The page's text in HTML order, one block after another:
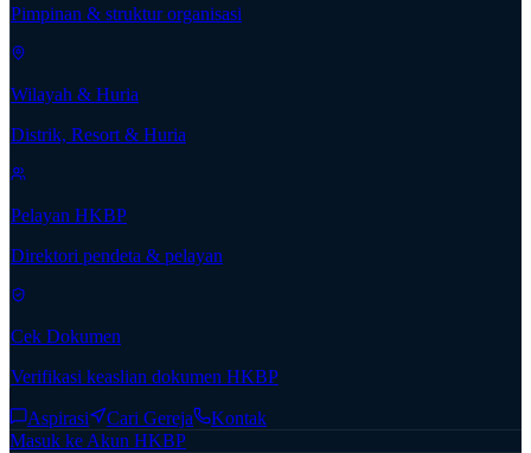
Pimpinan & struktur organisasi
Wilayah & Huria
Distrik, Resort & Huria
Pelayan HKBP
Direktori pendeta & pelayan
Cek Dokumen
Verifikasi keaslian dokumen HKBP
Aspirasi Cari Gereja
Kontak
Masuk ke Akun HKBP